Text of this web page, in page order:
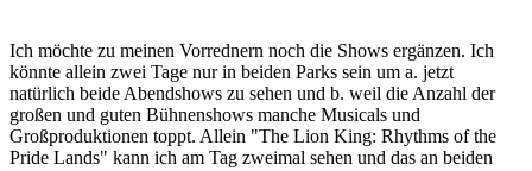
Ich möchte zu meinen Vorrednern noch die Shows ergänzen. Ich
könnte allein zwei Tage nur in beiden Parks sein um a. jetzt
natürlich beide Abendshows zu sehen und b. weil die Anzahl der
großen und guten Bühnenshows manche Musicals und
Großproduktionen toppt. Allein "The Lion King: Rhythms of the
Pride Lands" kann ich am Tag zweimal sehen und das an beiden